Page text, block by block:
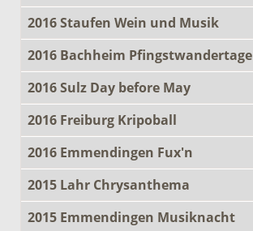
2016 Staufen Wein und Musik
2016 Bachheim Pfingstwandertage
2016 Sulz Day before May
2016 Freiburg Kripoball
2016 Emmendingen Fux'n
2015 Lahr Chrysanthema
2015 Emmendingen Musiknacht